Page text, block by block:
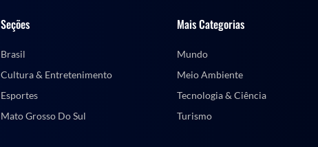
Seções
Brasil
Cultura & Entretenimento
Esportes
Mato Grosso Do Sul
Mais Categorias
Mundo
Meio Ambiente
Tecnologia & Ciência
Turismo